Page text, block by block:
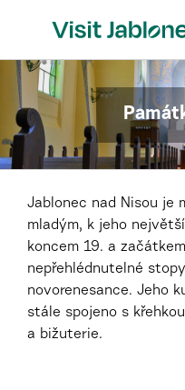
Jablonec nad Nisou je
mladým, k jeho
koncem 19. a
nepřehlédnutelné
novorenesance. Jeho
stále spojeno s
a bižuterie.